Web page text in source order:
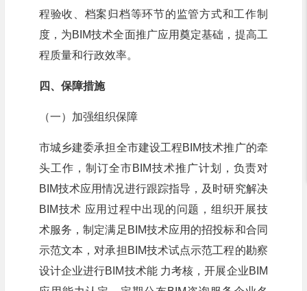
程验收、档案归档等环节的监管方式和工作制
度，为BIM技术全面推广应用奠定基础，提高工
程质量和行政效率。
四、保障措施
（一）加强组织保障
市城乡建委承担全市建设工程BIM技术推广的牵
头工作，制订全市BIM技术推广计划，负责对
BIM技术应用情况进行跟踪指导，及时研究解决
BIM技术 应用过程中出现的问题，组织开展技
术服务，制定满足BIM技术应用的招投标和合同
示范文本，对承担BIM技术试点示范工程的勘察
设计企业进行BIM技术能 力考核，开展企业BIM